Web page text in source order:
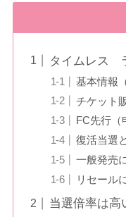
タイムレス
基本情報
チケット
FC先行（
復活当選
一般発売
リセール
当選倍率は高